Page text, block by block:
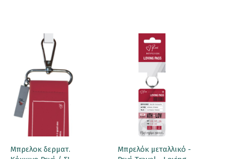
Μπρελοκ δερματ.
Μπρελόκ μεταλλικό -